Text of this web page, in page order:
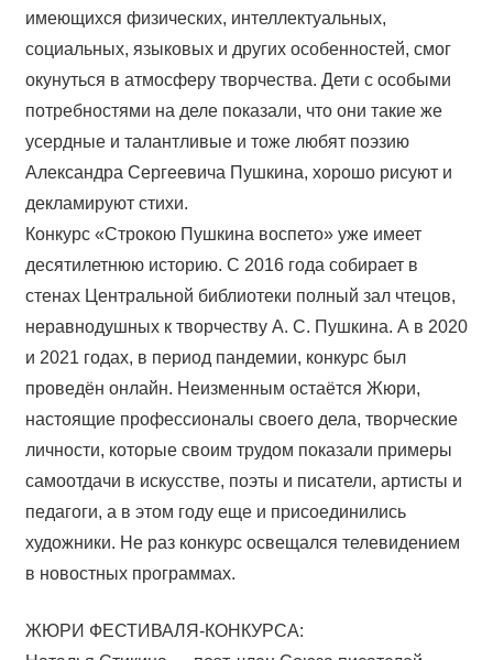
имеющихся физических, интеллектуальных,
социальных, языковых и других особенностей, смог
окунуться в атмосферу творчества. Дети с особыми
потребностями на деле показали, что они такие же
усердные и талантливые и тоже любят поэзию
Александра Сергеевича Пушкина, хорошо рисуют и
декламируют стихи.
Конкурс «Строкою Пушкина воспето» уже имеет
десятилетнюю историю. С 2016 года собирает в
стенах Центральной библиотеки полный зал чтецов,
неравнодушных к творчеству А. С. Пушкина. А в 2020
и 2021 годах, в период пандемии, конкурс был
проведён онлайн. Неизменным остаётся Жюри,
настоящие профессионалы своего дела, творческие
личности, которые своим трудом показали примеры
самоотдачи в искусстве, поэты и писатели, артисты и
педагоги, а в этом году еще и присоединились
художники. Не раз конкурс освещался телевидением
в новостных программах.
ЖЮРИ ФЕСТИВАЛЯ-КОНКУРСА: